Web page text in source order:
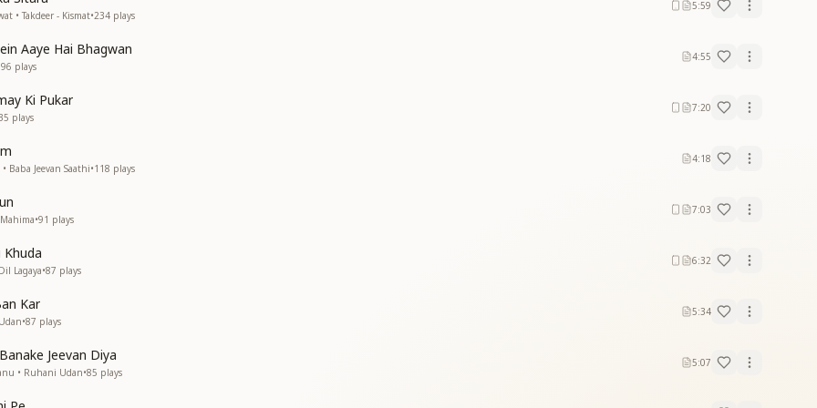
होते हैं खुशनसीब
है
है
स्वर्णिम युग में करना प्रवेश
युग में करना प्रवेश
है
है
है
• Takdeer - Kismat•234 plays
5:59
Aaye Hai Bhagwan
plays
4:55
Ki Pukar
plays
7:20
Baba Jeevan Saathi•118 plays
4:18
•91 plays
7:03
Khuda
Lagaya•87 plays
6:32
Kar
•87 plays
5:34
Jeevan Diya
• Ruhani Udan•85 plays
5:07